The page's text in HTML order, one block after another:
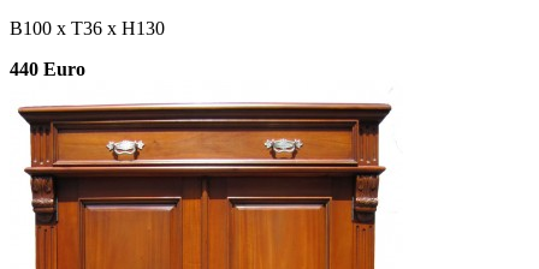
B100 x T36 x H130
440 Euro